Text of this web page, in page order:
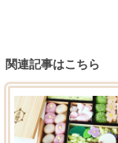
関連記事はこちら